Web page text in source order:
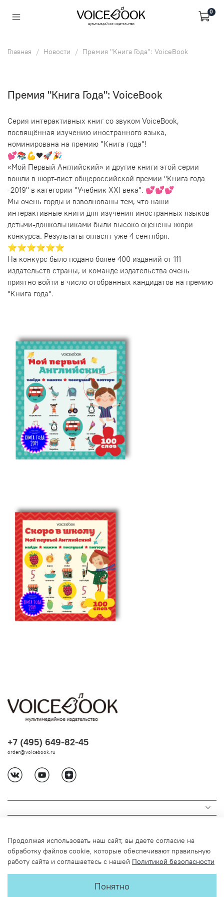
0
Главная Новости Премия "Книга Года": VoiceBook
Премия "Книга Года": VoiceBook
Серия интерактивных книг со звуком VoiceBook,
посвящённая изучению иностранного языка,
номинирована на премию "Книга года"!
💕📚💪❤️🚀🎉
«Мой Первый Английский» и другие книги этой серии
вошли в шорт-лист общероссийской премии "Книга года
-2019" в категории "Учебник XXI века". 💕💕💕
Мы очень горды и взволнованы тем, что наши
интерактивные книги для изучения иностранных языков
детьми-дошкольниками были высоко оценены жюри
конкурса. Результаты огласят уже 4 сентября.
⭐️⭐️⭐️⭐️⭐️⭐️
На конкурс было подано более 400 изданий от 111
издательств страны, и команде издательства очень
приятно войти в число отобранных кандидатов на премию
"Книга года".
+7 (495) 649-82-45
order@voicebook.ru
Продолжая использовать наш сайт, вы даете согласие на
обработку файлов cookie, которые обеспечивают правильную
работу сайта и соглашаетесь с нашей Политикой безопасности
Понятно